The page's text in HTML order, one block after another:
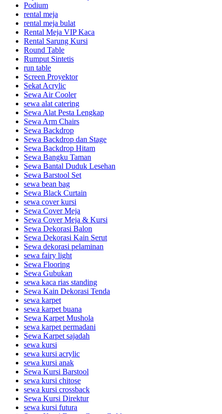
Podium
rental meja
rental meja bulat
Rental Meja VIP Kaca
Rental Sarung Kursi
Round Table
Rumput Sintetis
run table
Screen Proyektor
Sekat Acrylic
Sewa Air Cooler
sewa alat catering
Sewa Alat Pesta Lengkap
Sewa Arm Chairs
Sewa Backdrop
Sewa Backdrop dan Stage
Sewa Backdrop Hitam
Sewa Bangku Taman
Sewa Bantal Duduk Lesehan
Sewa Barstool Set
sewa bean bag
Sewa Black Curtain
sewa cover kursi
Sewa Cover Meja
Sewa Cover Meja & Kursi
Sewa Dekorasi Balon
Sewa Dekorasi Kain Serut
Sewa dekorasi pelaminan
sewa fairy light
Sewa Flooring
Sewa Gubukan
sewa kaca rias standing
Sewa Kain Dekorasi Tenda
sewa karpet
sewa karpet buana
Sewa Karpet Mushola
sewa karpet permadani
Sewa Karpet sajadah
sewa kursi
sewa kursi acrylic
sewa kursi anak
Sewa Kursi Barstool
sewa kursi chitose
sewa kursi crossback
Sewa Kursi Direktur
sewa kursi futura